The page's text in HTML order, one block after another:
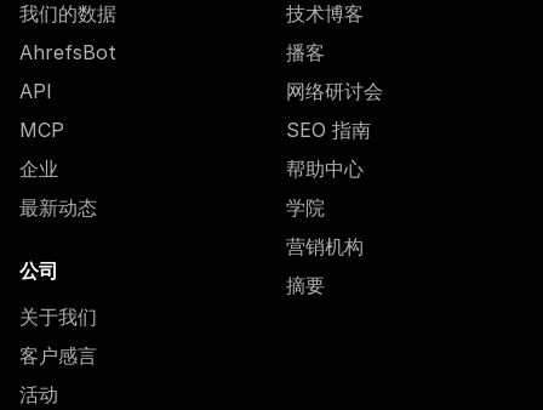
我们的数据
AhrefsBot
API
MCP
企业
最新动态
公司
关于我们
客户感言
活动
技术博客
播客
网络研讨会
SEO 指南
帮助中心
学院
营销机构
摘要